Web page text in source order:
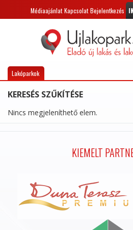
Médiaajánlat Kapcsolat Bejelentkezés
Lakóparkok
KERESÉS SZŰKÍTÉSE
Nincs megjeleníthető elem.
KIEMELT